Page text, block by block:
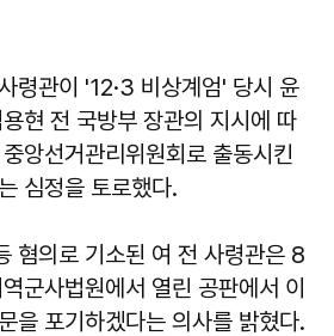
령관이 '12·3 비상계엄' 당시 윤
현 전 국방부 장관의 지시에 따
앙선거관리위원회로 출동시킨
심정을 토로했다.
혐의로 기소된 여 전 사령관은 8
군사법원에서 열린 공판에서 이
을 포기하겠다는 의사를 밝혔다.